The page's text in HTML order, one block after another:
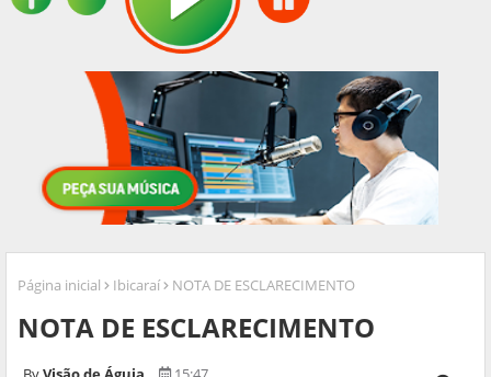
Página inicial Ibicaraí NOTA DE ESCLARECIMENTO
NOTA DE ESCLARECIMENTO